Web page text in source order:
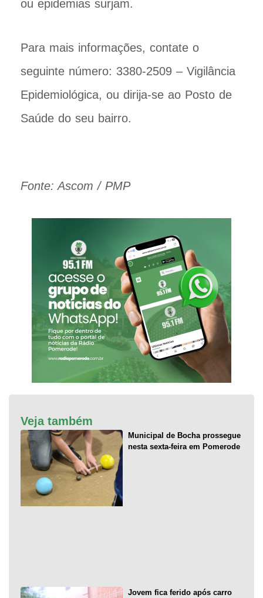
ou epidemias surjam.
Para mais informações, contate o
seguinte número: 3380-2509 – Vigilância
Epidemiológica, ou dirija-se ao Posto de
Saúde do seu bairro.
Fonte: Ascom / PMP
Veja também
Municipal de Bocha prossegue
nesta sexta-feira em Pomerode
Jovem fica ferido após carro